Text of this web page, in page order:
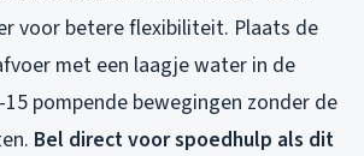
voor betere flexibiliteit. Plaats de
met een laagje water in de
15 pompende bewegingen zonder de
Bel direct voor spoedhulp als dit